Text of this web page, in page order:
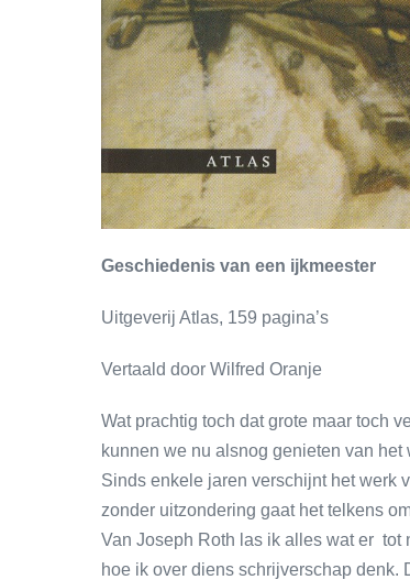
Geschiedenis van een ijkmeester
Uitgeverij Atlas, 159 pagina’s
Vertaald door Wilfred Oranje
Wat prachtig toch dat grote maar toch
kunnen we nu alsnog genieten van
Sinds enkele jaren verschijnt het werk
zonder uitzondering gaat het telkens
Van Joseph Roth las ik alles wat er tot
hoe ik over diens schrijverschap denk.